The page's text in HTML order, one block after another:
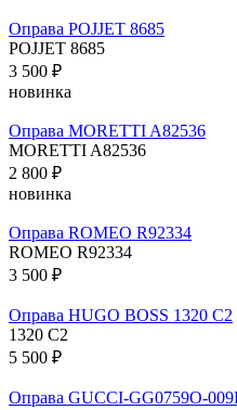
Оправа POJJET 8685
POJJET 8685
3 500 ₽
новинка
Оправа MORETTI A82536
MORETTI A82536
2 800 ₽
новинка
Оправа ROMEO R92334
ROMEO R92334
3 500 ₽
Оправа HUGO BOSS 1320 C2
1320 C2
5 500 ₽
Оправа GUCCI-GG0759O-